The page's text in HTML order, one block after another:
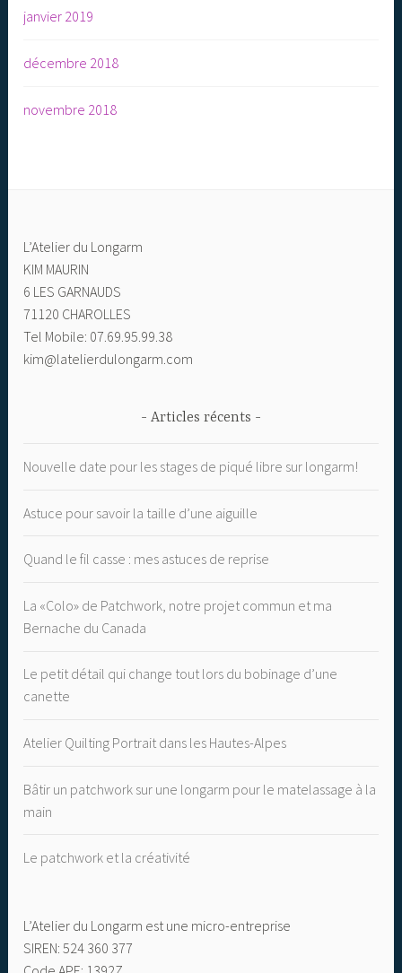
janvier 2019
décembre 2018
novembre 2018
L’Atelier du Longarm
KIM MAURIN
6 LES GARNAUDS
71120 CHAROLLES
Tel Mobile: 07.69.95.99.38
kim@latelierdulongarm.com
Articles récents
Nouvelle date pour les stages de piqué libre sur longarm!
Astuce pour savoir la taille d’une aiguille
Quand le fil casse : mes astuces de reprise
La «Colo» de Patchwork, notre projet commun et ma
Bernache du Canada
Le petit détail qui change tout lors du bobinage d’une
canette
Atelier Quilting Portrait dans les Hautes-Alpes
Bâtir un patchwork sur une longarm pour le matelassage à la
main
Le patchwork et la créativité
L’Atelier du Longarm est une micro-entreprise
SIREN: 524 360 377